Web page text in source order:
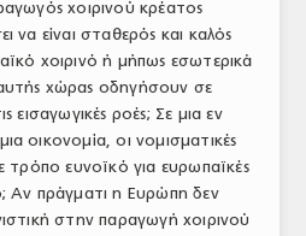
χοιρινού κρέατος
να είναι σταθερός και καλός
χοιρινό ή μήπως εσωτερικά
χώρας οδηγήσουν σε
εισαγωγικές ροές; Σε μια εν
οικονομία, οι νομισματικές
τρόπο ευνοϊκό για ευρωπαϊκές
Αν πράγματι η Ευρώπη δεν
στην παραγωγή χοιρινού